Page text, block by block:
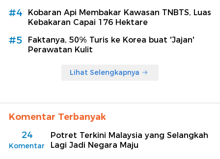
#4
Kobaran Api Membakar Kawasan TNBTS, Luas
Kebakaran Capai 176 Hektare
#5
Faktanya, 50% Turis ke Korea buat 'Jajan'
Perawatan Kulit
Lihat Selengkapnya
Komentar Terbanyak
24
Komentar
Potret Terkini Malaysia yang Selangkah
Lagi Jadi Negara Maju